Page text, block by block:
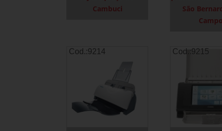
Cambuci
São
Cod.:9214 Cod.:9215